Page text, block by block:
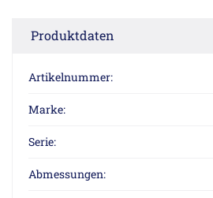
Produktdaten
Artikelnummer:
Marke:
Serie:
Abmessungen: